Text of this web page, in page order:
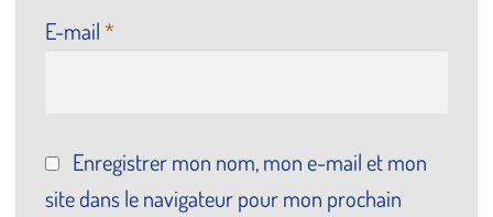
E-mail *
Enregistrer mon nom, mon e-mail et mon
site dans le navigateur pour mon prochain